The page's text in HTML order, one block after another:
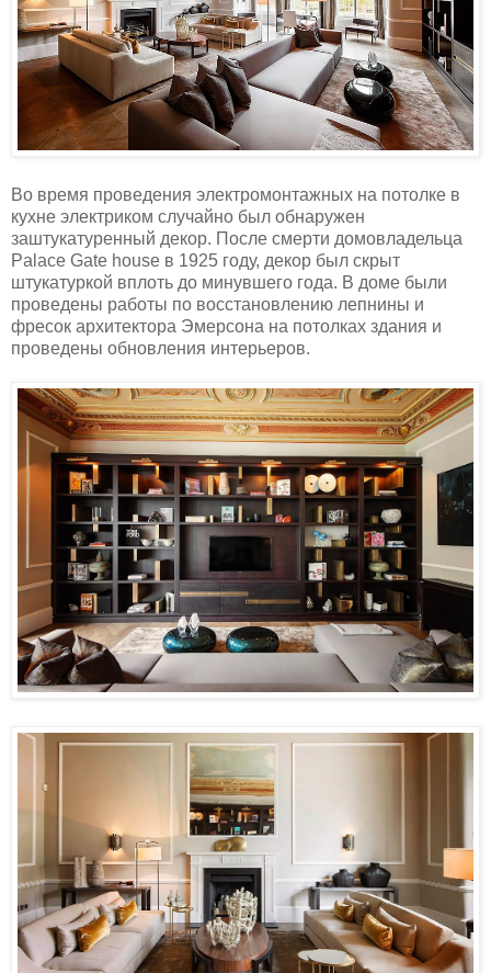
Во время проведения электромонтажных на потолке в
кухне электриком случайно был обнаружен
заштукатуренный декор. После смерти домовладельца
Palace Gate house в 1925 году, декор был скрыт
штукатуркой вплоть до минувшего года. В доме были
проведены работы по восстановлению лепнины и
фресок архитектора Эмерсона на потолках здания и
проведены обновления интерьеров.